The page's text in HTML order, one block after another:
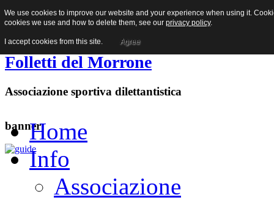
Facebook
Folletti del Morrone
Associazione sportiva dilettantistica
bannerHome
Info
Associazione
We use cookies to improve our website and your experience when using it.
cookies we use and how to delete them, see our privacy policy.
I accept cookies from this site. Agree